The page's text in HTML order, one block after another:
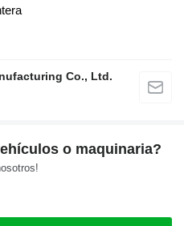
Co., Ltd.
o maquinaria?